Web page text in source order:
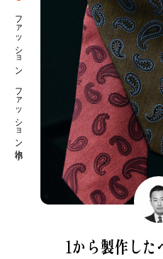
1から製作した
ファッション ファッション小物